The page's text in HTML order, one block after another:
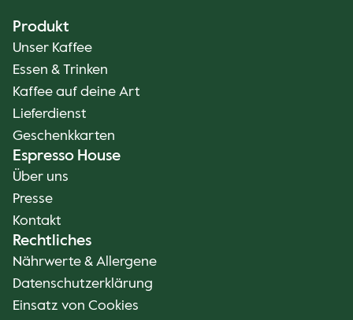
Produkt
Unser Kaffee
Essen & Trinken
Kaffee auf deine Art
Lieferdienst
Geschenkkarten
Espresso House
Über uns
Presse
Kontakt
Rechtliches
Nährwerte & Allergene
Datenschutzerklärung
Einsatz von Cookies